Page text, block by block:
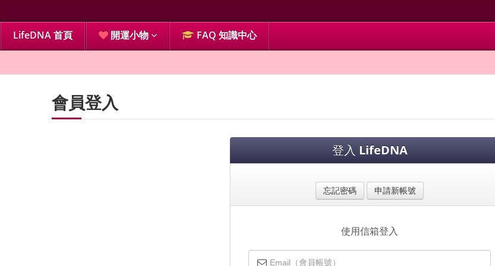
LifeDNA 首頁 開運小物 FAQ 知識中心
會員登入
登入 LifeDNA
忘記密碼 申請新帳號
使用信箱登入